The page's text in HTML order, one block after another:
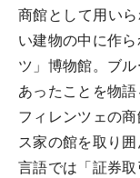
商館として用い
い建物の中に作
ツ」博物館。ブ
あったことを物
フィレンツェの
ス家の館を取り
言語では「証券